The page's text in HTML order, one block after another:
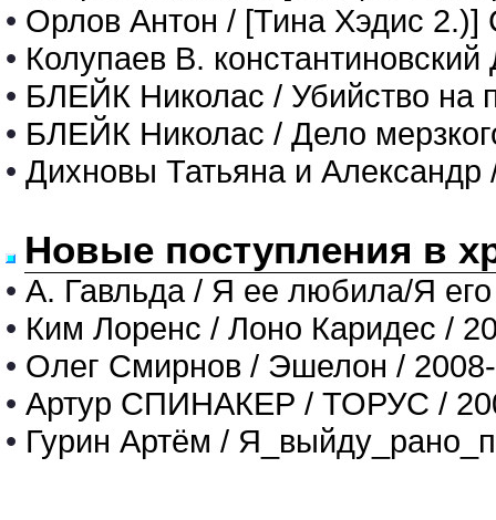
• Орлов Антон / [Тина Хэдис 2.)]
• Колупаев В.
• БЛЕЙК Николас / Убийство на
• БЛЕЙК Николас / Дело
• Дихновы Татьяна и Александр
Новые поступления в
• А. Гавльда / Я ее любила/Я
• Ким Лоренс / Лоно Каридес /
• Олег Смирнов / Эшелон /
• Артур СПИНАКЕР / ТОРУС /
• Гурин Артём /